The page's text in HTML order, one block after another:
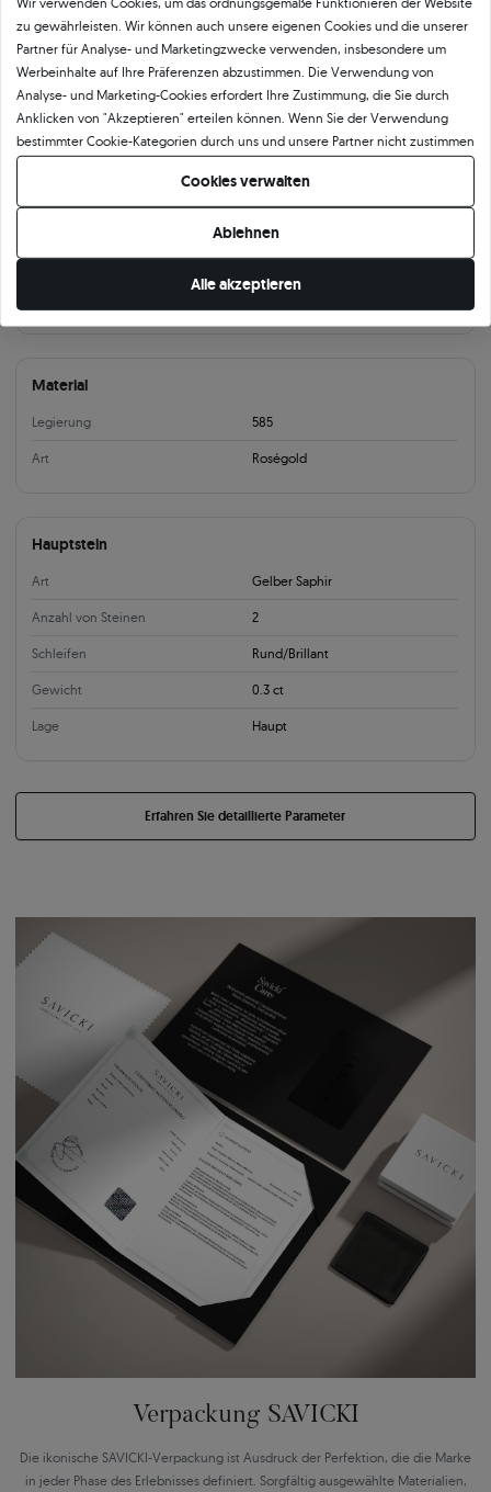
Parameter Beschreibung Mehr Fotos und Videos anfordern
Produktkategorie
OhrringeOhringe GoldOhrringe mit DiamantenOhrringe Stift
Produktparameter:
Information
Material
Legierung 585
Art Roségold
Hauptstein
Art Gelber Saphir
Anzahl von Steinen 2
Schleifen Rund/Brillant
Gewicht 0.3 ct
Lage Haupt
Erfahren Sie detaillierte Parameter
Verpackung SAVICKI
Die ikonische SAVICKI-Verpackung ist Ausdruck der Perfektion, die die Marke
in jeder Phase des Erlebnisses definiert. Sorgfältig ausgewählte Materialien,
zu gewährleisten. Wir können auch unsere eigenen Cookies und die unserer
Partner für Analyse- und Marketingzwecke verwenden, insbesondere um
Werbeinhalte auf Ihre Präferenzen abzustimmen. Die Verwendung von
Analyse- und Marketing-Cookies erfordert Ihre Zustimmung, die Sie durch
Anklicken von "Akzeptieren" erteilen können. Wenn Sie der Verwendung
bestimmter Cookie-Kategorien durch uns und unsere Partner nicht zustimmen
möchten, klicken Sie auf "Lassen Sie mich wählen" und bestimmen Sie Ihre
Präferenzen. Sie können Ihre Zustimmung jederzeit widerrufen, indem Sie
Ihre Cookie-Einstellungen ändern.
Cookies verwalten
Ablehnen
Alle akzeptieren